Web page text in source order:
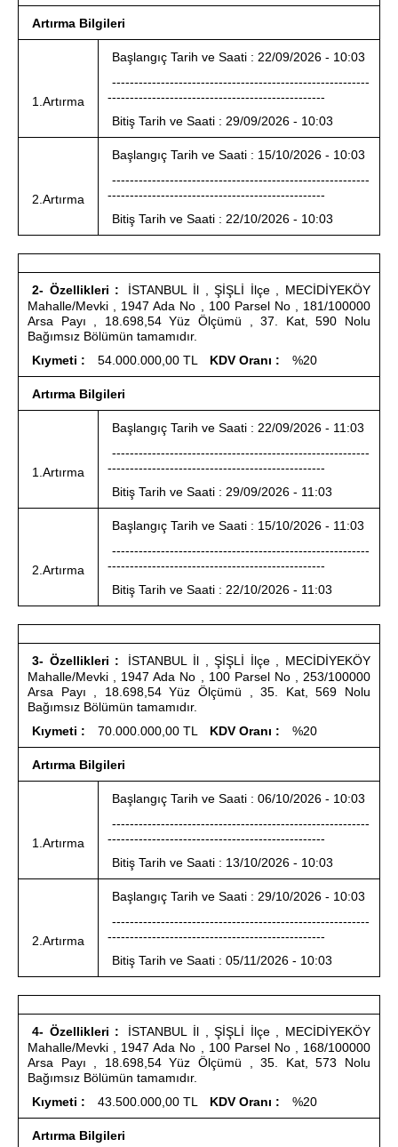
Artırma Bilgileri
1.Artırma
Başlangıç Tarih ve Saati : 22/09/2026 - 10:03
----------------------------------------------------------
-------------------------------------------------
Bitiş Tarih ve Saati : 29/09/2026 - 10:03
2.Artırma
Başlangıç Tarih ve Saati : 15/10/2026 - 10:03
----------------------------------------------------------
-------------------------------------------------
Bitiş Tarih ve Saati : 22/10/2026 - 10:03
2- Özellikleri :
İSTANBUL İl , ŞİŞLİ İlçe , MECİDİYEKÖY
Mahalle/Mevki , 1947 Ada No , 100 Parsel No , 181/100000
Arsa Payı , 18.698,54 Yüz Ölçümü , 37. Kat, 590 Nolu
Bağımsız Bölümün tamamıdır.
Kıymeti :
54.000.000,00 TL KDV Oranı : %20
Artırma Bilgileri
1.Artırma
Başlangıç Tarih ve Saati : 22/09/2026 - 11:03
----------------------------------------------------------
-------------------------------------------------
Bitiş Tarih ve Saati : 29/09/2026 - 11:03
2.Artırma
Başlangıç Tarih ve Saati : 15/10/2026 - 11:03
----------------------------------------------------------
-------------------------------------------------
Bitiş Tarih ve Saati : 22/10/2026 - 11:03
3- Özellikleri :
İSTANBUL İl , ŞİŞLİ İlçe , MECİDİYEKÖY
Mahalle/Mevki , 1947 Ada No , 100 Parsel No , 253/100000
Arsa Payı , 18.698,54 Yüz Ölçümü , 35. Kat, 569 Nolu
Bağımsız Bölümün tamamıdır.
Kıymeti :
70.000.000,00 TL KDV Oranı : %20
Artırma Bilgileri
1.Artırma
Başlangıç Tarih ve Saati : 06/10/2026 - 10:03
----------------------------------------------------------
-------------------------------------------------
Bitiş Tarih ve Saati : 13/10/2026 - 10:03
2.Artırma
Başlangıç Tarih ve Saati : 29/10/2026 - 10:03
----------------------------------------------------------
-------------------------------------------------
Bitiş Tarih ve Saati : 05/11/2026 - 10:03
4- Özellikleri :
İSTANBUL İl , ŞİŞLİ İlçe , MECİDİYEKÖY
Mahalle/Mevki , 1947 Ada No , 100 Parsel No , 168/100000
Arsa Payı , 18.698,54 Yüz Ölçümü , 35. Kat, 573 Nolu
Bağımsız Bölümün tamamıdır.
Kıymeti :
43.500.000,00 TL KDV Oranı : %20
Artırma Bilgileri